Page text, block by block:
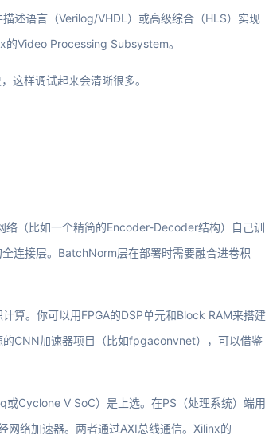
述语言（Verilog/VHDL）或高级综合（HLS）实现
的Video Processing Subsystem。
这样调试起来会清晰很多。
络（比如一个精简的Encoder-Decoder结构）自己训
连接层。BatchNorm层在部署时需要融合进卷积
算。你可以用FPGA的DSP单元和Block RAM来搭建
CNN加速器项目（比如fpgaconvnet），可以借鉴
Cyclone V SoC）是上选。在PS（处理系统）端用
络加速器。两者通过AXI总线通信。Xilinx的